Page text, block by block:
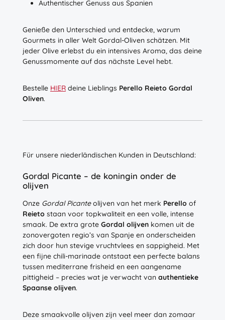
Authentischer Genuss aus Spanien
Genieße den Unterschied und entdecke, warum
Gourmets in aller Welt Gordal-Oliven schätzen. Mit
jeder Olive erlebst du ein intensives Aroma, das deine
Genussmomente auf das nächste Level hebt.
Bestelle HIER deine Lieblings Perello Reieto Gordal
Oliven.
Für unsere niederländischen Kunden in Deutschland:
Gordal Picante – de koningin onder de
olijven
Onze Gordal Picanteolijven van het merk Perello of
Reieto staan voor topkwaliteit en een volle, intense
smaak. De extra grote Gordal olijven komen uit de
zonovergoten regio’s van Spanje en onderscheiden
zich door hun stevige vruchtvlees en sappigheid. Met
een fijne chili-marinade ontstaat een perfecte balans
tussen mediterrane frisheid en een aangename
pittigheid – precies wat je verwacht van authentieke
Spaanse olijven.
Deze smaakvolle olijven zijn veel meer dan zomaar